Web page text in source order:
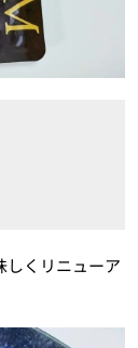
しくリニューア